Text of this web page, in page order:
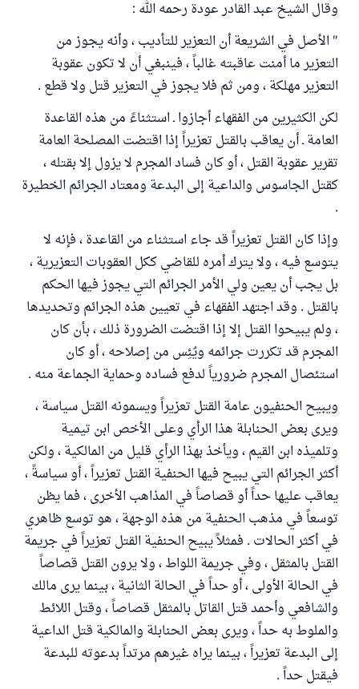
وقال الشيخ عبد القادر عودة رحمه الله :
" الأصل في الشريعة أن التعزير للتأديب ، وأنه يجوز من
التعزير ما أمنت عاقبته غالباً ، فينبغي أن لا تكون عقوبة
التعزير مهلكة ، ومن ثم فلا يجوز في التعزير قتل ولا قطع .
لكن الكثيرين من الفقهاء أجازوا ـ استثناءً من هذه القاعدة
العامة ـ أن يعاقب بالقتل تعزيراً إذا اقتضت المصلحة العامة
تقرير عقوبة القتل ، أو كان فساد المجرم لا يزول إلا بقتله ،
كقتل الجاسوس والداعية إلى البدعة ومعتاد الجرائم الخطيرة
.
وإذا كان القتل تعزيراً قد جاء استثناء من القاعدة ، فإنه لا
يتوسع فيه ، ولا يترك أمره للقاضي ككل العقوبات التعزيرية ،
بل يجب أن يعين ولي الأمر الجرائم التي يجوز فيها الحكم
بالقتل . وقد اجتهد الفقهاء في تعيين هذه الجرائم وتحديدها
، ولم يبيحوا القتل إلا إذا اقتضت الضرورة ذلك ، بأن كان
المجرم قد تكررت جرائمه ويُئِس من إصلاحه ، أو كان
استئصال المجرم ضرورياً لدفع فساده وحماية الجماعة منه .
ويبيح الحنفيون عامة القتل تعزيراً ويسمونه القتل سياسة ،
ويرى بعض الحنابلة هذا الرأي وعلى الأخص ابن تيمية
وتلميذه ابن القيم ، ويأخذ بهذا الرأي قليل من المالكية ، ولكن
أكثر الجرائم التي يبيح فيها الحنفية القتل تعزيراً ، أو سياسةً ،
يعاقب عليها حداً أو قصاصاً في المذاهب الأخرى ، فما يظن
توسعاً في مذهب الحنفية من هذه الوجهة ، هو توسع ظاهري
في أكثر الحالات . فمثلاً يبيح الحنفية القتل تعزيراً في جريمة
القتل بالمثقل ، وفي جريمة اللواط ، ولا يرون القتل قصاصاً
في الحالة الأولى ، أو حداً في الحالة الثانية ، بينما يرى مالك
والشافعي وأحمد قتل القاتل بالمثقل قصاصاً ، وقتل اللائط
والملوط به حداً ، ويرى بعض الحنابلة والمالكية قتل الداعية
إلى البدعة تعزيراً ، بينما يراه غيرهم مرتداً بدعوته للبدعة
فيقتل حداً .